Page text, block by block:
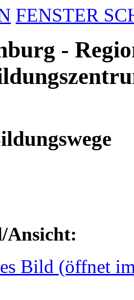
FENSTER
-
Ansicht:
Bild (öffnet